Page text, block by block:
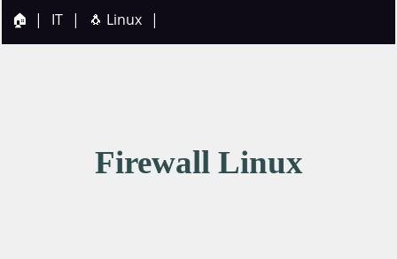
🏠 | IT | 🐧 Linux |
Firewall Linux